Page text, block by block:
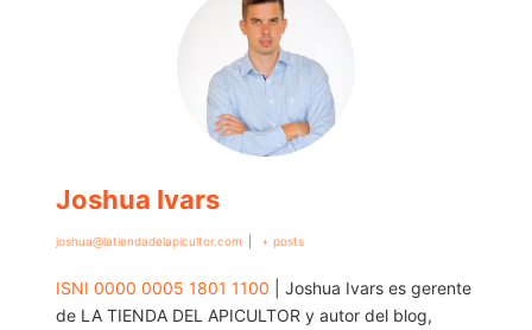
Joshua Ivars
joshua@latiendadelapicultor.com + posts
ISNI 0000 0005 1801 1100 | Joshua Ivars es gerente
de LA TIENDA DEL APICULTOR y autor del blog,